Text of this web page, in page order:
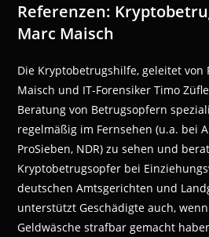
Referenzen:
Marc Maisch
Die Kryptobetrugshilfe, geleitet von
Maisch und IT-Forensiker Timo
Beratung von Betrugsopfern
regelmäßig im Fernsehen (u.a. bei
ProSieben, NDR) zu sehen und
Kryptobetrugsopfer bei
deutschen Amtsgerichten und
unterstützt Geschädigte auch,
Geldwäsche strafbar gemacht